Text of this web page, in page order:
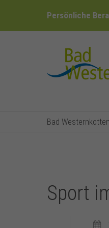
Persönliche
Bad Westernkotten
Sport